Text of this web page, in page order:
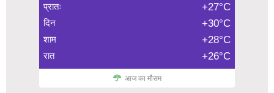
प्रातः +27°C
दिन +30°C
शाम +28°C
रात +26°C
आज का मौसम